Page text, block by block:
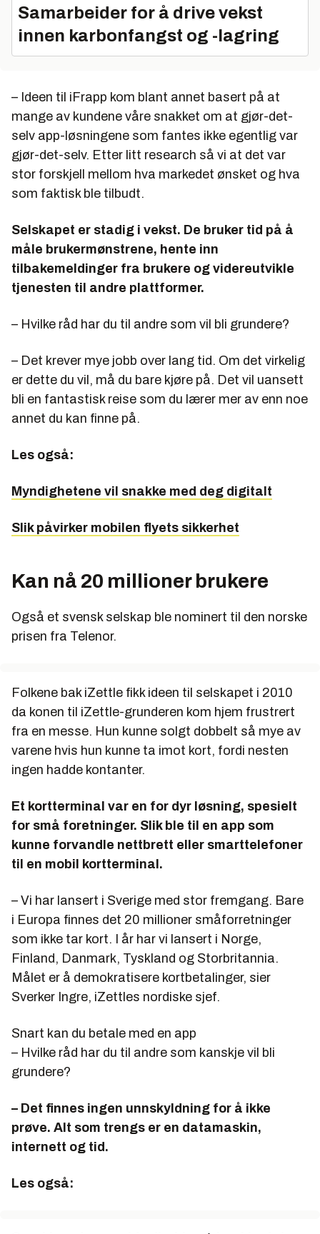
Samarbeider for å drive vekst
innen karbonfangst og -lagring
– Ideen til iFrapp kom blant annet basert på at
mange av kundene våre snakket om at gjør-det-
selv app-løsningene som fantes ikke egentlig var
gjør-det-selv. Etter litt research så vi at det var
stor forskjell mellom hva markedet ønsket og hva
som faktisk ble tilbudt.
Selskapet er stadig i vekst. De bruker tid på å
måle brukermønstrene, hente inn
tilbakemeldinger fra brukere og videreutvikle
tjenesten til andre plattformer.
– Hvilke råd har du til andre som vil bli grundere?
– Det krever mye jobb over lang tid. Om det virkelig
er dette du vil, må du bare kjøre på. Det vil uansett
bli en fantastisk reise som du lærer mer av enn noe
annet du kan finne på.
Les også:
Myndighetene vil snakke med deg digitalt
Slik påvirker mobilen flyets sikkerhet
Kan nå 20 millioner brukere
Også et svensk selskap ble nominert til den norske
prisen fra Telenor.
Folkene bak iZettle fikk ideen til selskapet i 2010
da konen til iZettle-grunderen kom hjem frustrert
fra en messe. Hun kunne solgt dobbelt så mye av
varene hvis hun kunne ta imot kort, fordi nesten
ingen hadde kontanter.
Et kortterminal var en for dyr løsning, spesielt
for små foretninger. Slik ble til en app som
kunne forvandle nettbrett eller smarttelefoner
til en mobil kortterminal.
– Vi har lansert i Sverige med stor fremgang. Bare
i Europa finnes det 20 millioner småforretninger
som ikke tar kort. I år har vi lansert i Norge,
Finland, Danmark, Tyskland og Storbritannia.
Målet er å demokratisere kortbetalinger, sier
Sverker Ingre, iZettles nordiske sjef.
Snart kan du betale med en app
– Hvilke råd har du til andre som kanskje vil bli
grundere?
– Det finnes ingen unnskyldning for å ikke
prøve. Alt som trengs er en datamaskin,
internett og tid.
Les også: